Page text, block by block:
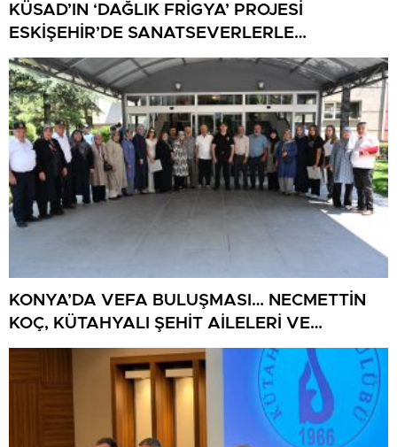
KÜSAD’IN ‘DAĞLIK FRİGYA’ PROJESİ
ESKİŞEHİR’DE SANATSEVERLERLE
BULUŞUYOR
KONYA’DA VEFA BULUŞMASI… NECMETTİN
KOÇ, KÜTAHYALI ŞEHİT AİLELERİ VE
GAZİLERİ AĞIRLADI